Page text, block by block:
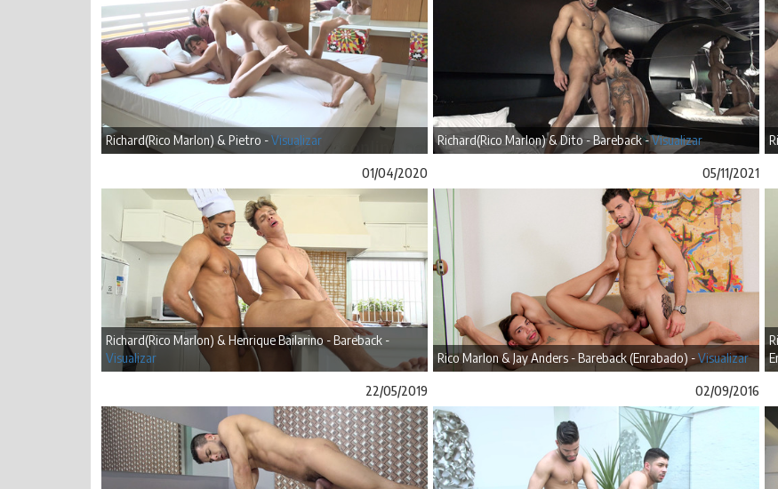
Richard(Rico Marlon) & Pietro -Visualizar Richard(Rico Marlon) & Dito - Bareback -Visualizar
01/04/2020
Richard(Rico Marlon) & Henrique Bailarino - Bareback -
Visualizar
05/11/2021
Rico Marlon & Jay Anders - Bareback (Enrabado) -Visualizar
22/05/2019 02/09/2016